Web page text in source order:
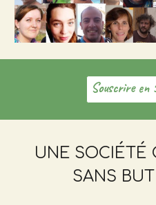
Souscrire
UNE SOCIÉTÉ
SANS